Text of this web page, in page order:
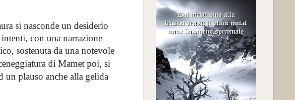
si nasconde un desiderio
con una narrazione
sostenuta da una notevole
di Mamet poi, si
un plauso anche alla gelida